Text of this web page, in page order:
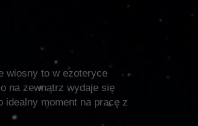
wiosny to w ezoteryce
na zewnątrz wydaje się
idealny moment na pracę z